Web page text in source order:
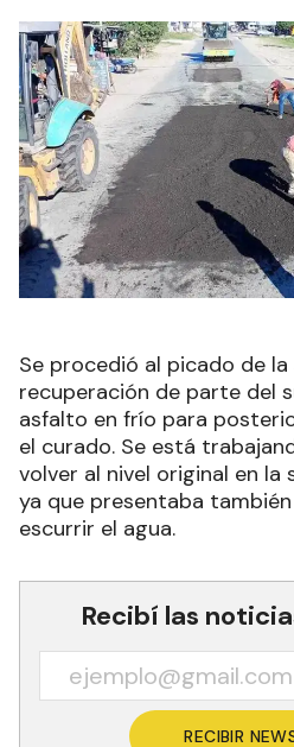
Se procedió al picado de la
recuperación de parte del
asfalto en frío para
el curado. Se está
volver al nivel original en la
ya que presentaba
escurrir el agua.
Recibí las
RECIBIR